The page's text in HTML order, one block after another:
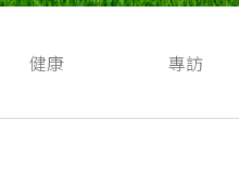
健康 專訪